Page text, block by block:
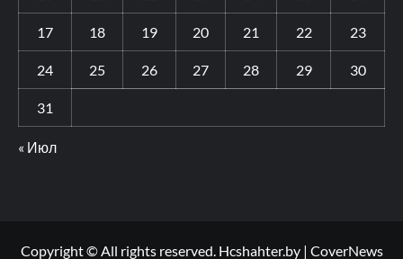
17 18 19 20 21 22 23
24 25 26 27 28 29 30
31
« Июл
Copyright © All rights reserved. Hcshahter.by | CoverNews